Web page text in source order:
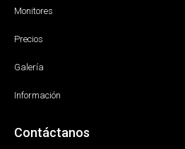
Monitores
Precios
Galería
Información
Contáctanos